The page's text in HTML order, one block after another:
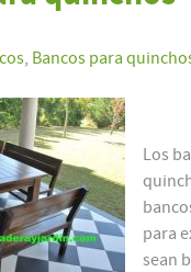
, Bancos para
Los
para
sean